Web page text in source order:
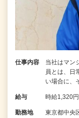
仕事内容
当社はマン
員とは、日
い場合に、
給与 時給1,320
勤務地
東京都中央